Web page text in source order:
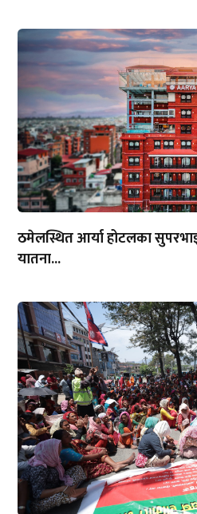
ठमेलस्थित आर्या होटलका
यातना...